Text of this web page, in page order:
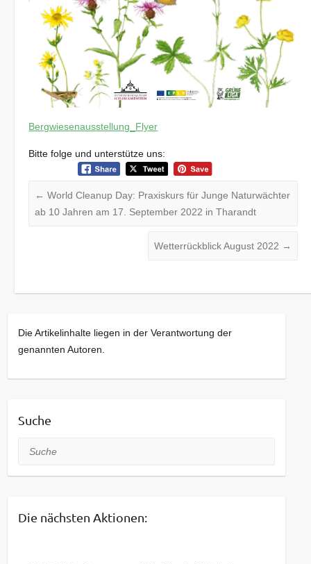
Bergwiesenausstellung_Flyer
Bitte folge und unterstütze uns:
← World Cleanup Day: Praxiskurs für Junge Naturwächter
ab 10 Jahren am 17. September 2022 in Tharandt
Wetterrückblick August 2022 →
Die Artikelinhalte liegen in der Verantwortung der
genannten Autoren.
Suche
Suche
Die nächsten Aktionen: